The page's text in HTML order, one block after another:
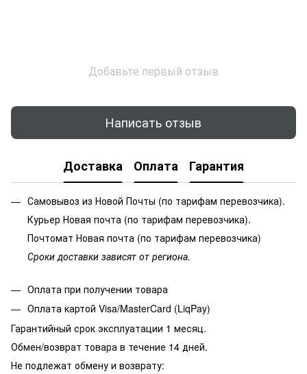
Добавьте первый отзыв
Написать отзыв
Доставка Оплата Гарантия
Самовывоз из Новой Почты (по тарифам перевозчика).
Курьер Новая почта (по тарифам перевозчика).
Почтомат Новая почта (по тарифам перевозчика)
Сроки доставки зависят от региона.
Оплата при получении товара
Оплата картой Visa/MasterCard (LiqPay)
Гарантийный срок эксплуатации 1 месяц.
Обмен/возврат товара в течение 14 дней.
Не подлежат обмену и возврату: